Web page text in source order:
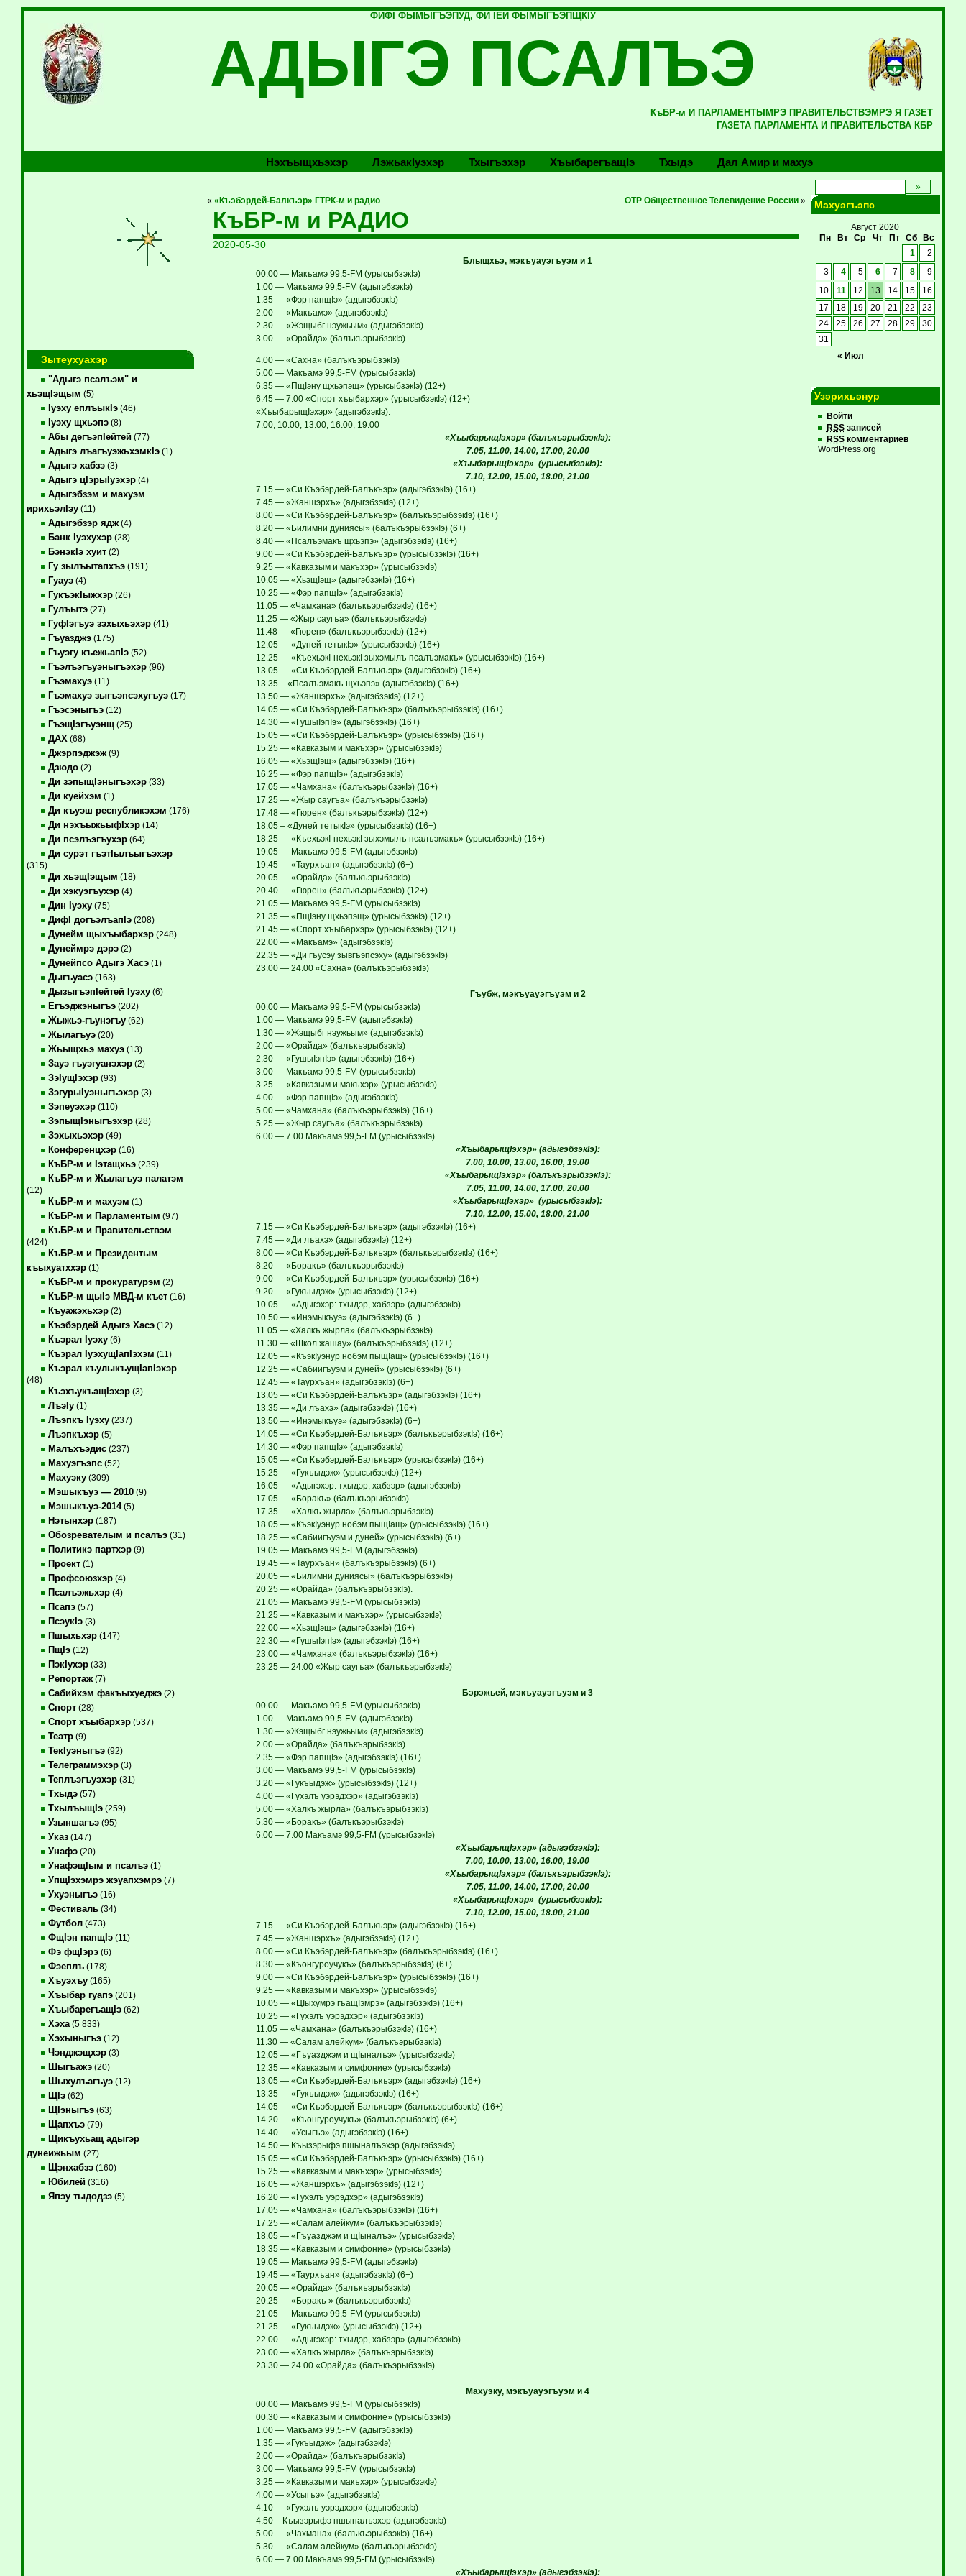
ФИФI ФЫМЫГЪЭПУД, ФИ IЕЙ ФЫМЫГЪЭПЩКIУ
АДЫГЭ ПСАЛЪЭ
КъБР-м И ПАРЛАМЕНТЫМРЭ ПРАВИТЕЛЬСТВЭМРЭ Я ГАЗЕТ
ГАЗЕТА ПАРЛАМЕНТА И ПРАВИТЕЛЬСТВА КБР
Нэхъыщхьэхэр Лэжьакlуэхэр Тхыгъэхэр Хъыбарегъащlэ Тхыдэ Дал Амир и махуэ
Зытеухуахэр
"Адыгэ псалъэм" и
хьэщIэщым (5)
Iуэху еплъыкIэ(46)
Iуэху щхьэпэ(8)
Абы дегъэпIейтей(77)
Адыгэ лъагъуэжьхэмкIэ(1)
Адыгэ хабзэ(3)
Адыгэ цIэрыIуэхэр(4)
Адыгэбзэм и махуэм
ирихьэлIэу(11)
Адыгэбзэр ядж(4)
Банк Iуэхухэр(28)
БэнэкIэ хуит(2)
Гу зылъытапхъэ(191)
Гуауэ(4)
ГукъэкIыжхэр(26)
Гулъытэ(27)
ГуфIэгъуэ зэхыхьэхэр(41)
Гъуазджэ(175)
Гъуэгу къежьапIэ(52)
Гъэлъэгъуэныгъэхэр(96)
Гъэмахуэ(11)
Гъэмахуэ зыгъэпсэхугъуэ(17)
Гъэсэныгъэ(12)
ГъэщIэгъуэнщ(25)
ДАХ (68)
Джэрпэджэж(9)
Дзюдо(2)
Ди зэпыщIэныгъэхэр(33)
Ди куейхэм (1)
Ди къуэш республикэхэм (176)
Ди нэхъыжьыфIхэр(14)
Ди псэлъэгъухэр(64)
Ди сурэт гъэтIылъыгъэхэр
(315)
Ди хьэщIэщым (18)
Ди хэкуэгъухэр(4)
Дин Iуэху(75)
ДифI догъэлъапIэ(208)
Дунейм щыхъыбархэр(248)
Дунеймрэ дэрэ(2)
Дунейпсо Адыгэ Хасэ(1)
Дыгъуасэ(163)
ДызыгъэпIейтей Iуэху(6)
Егъэджэныгъэ(202)
Жыжьэ-гъунэгъу(62)
Жылагъуэ(20)
Жьыщхьэ махуэ(13)
Зауэ гъуэгуанэхэр(2)
ЗэIущIэхэр(93)
ЗэгурыIуэныгъэхэр(3)
Зэпеуэхэр(110)
ЗэпыщIэныгъэхэр(28)
Зэхыхьэхэр(49)
Конференцхэр(16)
КъБР-м и Iэтащхьэ(239)
КъБР-м и Жылагъуэ палатэм
(12)
КъБР-м и махуэм (1)
КъБР-м и Парламентым (97)
КъБР-м и Правительствэм
(424)
КъБР-м и Президентым
къыхуатххэр(1)
КъБР-м и прокуратурэм (2)
КъБР-м щыIэ МВД-м къет(16)
Къуажэхьхэр(2)
Къэбэрдей Адыгэ Хасэ(12)
Къэрал Iуэху(6)
Къэрал IуэхущIапIэхэм (11)
Къэрал къулыкъущIапIэхэр
(48)
КъэхъукъащIэхэр(3)
ЛъэIу(1)
Лъэпкъ Iуэху(237)
Лъэпкъхэр(5)
Малъхъэдис(237)
Махуэгъэпс(52)
Махуэку(309)
Мэшыкъуэ — 2010(9)
Мэшыкъуэ-2014(5)
Нэтынхэр(187)
Обозревателым и псалъэ(31)
Политикэ партхэр(9)
Проект(1)
Профсоюзхэр(4)
Псалъэжьхэр(4)
Псапэ(57)
ПсэукIэ(3)
Пшыхьхэр(147)
ПщIэ(12)
ПэкIухэр(33)
Репортаж(7)
Сабийхэм факъыхуеджэ(2)
Спорт(28)
Спорт хъыбархэр(537)
Театр(9)
ТекIуэныгъэ(92)
Телеграммэхэр(3)
Теплъэгъуэхэр(31)
Тхыдэ(57)
ТхылъыщIэ(259)
Узыншагъэ(95)
Указ(147)
Унафэ(20)
УнафэщIым и псалъэ(1)
УпщIэхэмрэ жэуапхэмрэ(7)
Ухуэныгъэ(16)
Фестиваль(34)
Футбол(473)
ФщIэн папщIэ(11)
Фэ фщIэрэ(6)
Фэеплъ(178)
Хъуэхъу(165)
Хъыбар гуапэ(201)
ХъыбарегъащIэ(62)
Хэха(5 833)
Хэхыныгъэ(12)
Чэнджэщхэр(3)
Шыгъажэ(20)
Шыхулъагъуэ(12)
ЩIэ(62)
ЩIэныгъэ(63)
Щапхъэ(79)
Щикъухьащ адыгэр
дунеижьым (27)
Щэнхабзэ(160)
Юбилей(316)
Япэу тыдодзэ(5)
« «Къэбэрдей-Балкъэр» ГТРК-м и радио ОТР Общественное Телевидение России»
КъБР-м и РАДИО
2020-05-30
Блыщхьэ, мэкъуауэгъуэм и 1
00.00 — Макъамэ 99,5-FM (урысыбзэкIэ)
1.00 — Макъамэ 99,5-FM (адыгэбзэкIэ)
1.35 — «Фэр папщIэ» (адыгэбзэкIэ)
2.00 — «Макъамэ» (адыгэбзэкIэ)
2.30 — «Жэщыбг нэужьым» (адыгэбзэкIэ)
3.00 — «Орайда» (балъкъэрыбзэкIэ)
4.00 — «Сахна» (балъкъэрыбзэкIэ)
5.00 — Макъамэ 99,5-FM (урысыбзэкIэ)
6.35 — «ПщIэну щхьэпэщ» (урысыбзэкIэ) (12+)
6.45 — 7.00 «Спорт хъыбархэр» (урысыбзэкIэ) (12+)
«ХъыбарыщIэхэр» (адыгэбзэкIэ):
7.00, 10.00, 13.00, 16.00, 19.00
«ХъыбарыщIэхэр» (балъкъэрыбзэкIэ):
7.05, 11.00, 14.00, 17.00, 20.00
«ХъыбарыщIэхэр» (урысыбзэкIэ):
7.10, 12.00, 15.00, 18.00, 21.00
7.15 — «Си Къэбэрдей-Балъкъэр» (адыгэбзэкIэ) (16+)
7.45 — «Жаншэрхъ» (адыгэбзэкIэ) (12+)
8.00 — «Си Къэбэрдей-Балъкъэр» (балъкъэрыбзэкIэ) (16+)
8.20 — «Билимни дуниясы» (балъкъэрыбзэкIэ) (6+)
8.40 — «Псалъэмакъ щхьэпэ» (адыгэбзэкIэ) (16+)
9.00 — «Си Къэбэрдей-Балъкъэр» (урысыбзэкIэ) (16+)
9.25 — «Кавказым и макъхэр» (урысыбзэкIэ)
10.05 — «ХьэщIэщ» (адыгэбзэкIэ) (16+)
10.25 — «Фэр папщIэ» (адыгэбзэкIэ)
11.05 — «Чамхана» (балъкъэрыбзэкIэ) (16+)
11.25 — «Жыр саугъа» (балъкъэрыбзэкIэ)
11.48 — «Гюрен» (балъкъэрыбзэкIэ) (12+)
12.05 — «Дуней тетыкIэ» (урысыбзэкIэ) (16+)
12.25 — «КъехьэкI-нехьэкI зыхэмылъ псалъэмакъ» (урысыбзэкIэ) (16+)
13.05 — «Си Къэбэрдей-Балъкъэр» (адыгэбзэкIэ) (16+)
13.35 – «Псалъэмакъ щхьэпэ» (адыгэбзэкIэ) (16+)
13.50 — «Жаншэрхъ» (адыгэбзэкIэ) (12+)
14.05 — «Си Къэбэрдей-Балъкъэр» (балъкъэрыбзэкIэ) (16+)
14.30 — «ГушыIэпIэ» (адыгэбзэкIэ) (16+)
15.05 — «Си Къэбэрдей-Балъкъэр» (урысыбзэкIэ) (16+)
15.25 — «Кавказым и макъхэр» (урысыбзэкIэ)
16.05 — «ХьэщIэщ» (адыгэбзэкIэ) (16+)
16.25 — «Фэр папщIэ» (адыгэбзэкIэ)
17.05 — «Чамхана» (балъкъэрыбзэкIэ) (16+)
17.25 — «Жыр саугъа» (балъкъэрыбзэкIэ)
17.48 — «Гюрен» (балъкъэрыбзэкIэ) (12+)
18.05 – «Дуней тетыкIэ» (урысыбзэкIэ) (16+)
18.25 — «КъехьэкI-нехьэкI зыхэмылъ псалъэмакъ» (урысыбзэкIэ) (16+)
19.05 — Макъамэ 99,5-FM (адыгэбзэкIэ)
19.45 — «Таурхъан» (адыгэбзэкIэ) (6+)
20.05 — «Орайда» (балъкъэрыбзэкIэ)
20.40 — «Гюрен» (балъкъэрыбзэкIэ) (12+)
21.05 — Макъамэ 99,5-FM (урысыбзэкIэ)
21.35 — «ПщIэну щхьэпэщ» (урысыбзэкIэ) (12+)
21.45 — «Спорт хъыбархэр» (урысыбзэкIэ) (12+)
22.00 — «Макъамэ» (адыгэбзэкIэ)
22.35 — «Ди гъусэу зывгъэпсэху» (адыгэбзэкIэ)
23.00 — 24.00 «Сахна» (балъкъэрыбзэкIэ)
Гъубж, мэкъуауэгъуэм и 2
00.00 — Макъамэ 99,5-FM (урысыбзэкIэ)
1.00 — Макъамэ 99,5-FM (адыгэбзэкIэ)
1.30 — «Жэщыбг нэужьым» (адыгэбзэкIэ)
2.00 — «Орайда» (балъкъэрыбзэкIэ)
2.30 — «ГушыIэпIэ» (адыгэбзэкIэ) (16+)
3.00 — Макъамэ 99,5-FM (урысыбзэкIэ)
3.25 — «Кавказым и макъхэр» (урысыбзэкIэ)
4.00 — «Фэр папщIэ» (адыгэбзэкIэ)
5.00 — «Чамхана» (балъкъэрыбзэкIэ) (16+)
5.25 — «Жыр саугъа» (балъкъэрыбзэкIэ)
6.00 — 7.00 Макъамэ 99,5-FM (урысыбзэкIэ)
«ХъыбарыщIэхэр» (адыгэбзэкIэ):
7.00, 10.00, 13.00, 16.00, 19.00
«ХъыбарыщIэхэр» (балъкъэрыбзэкIэ):
7.05, 11.00, 14.00, 17.00, 20.00
«ХъыбарыщIэхэр» (урысыбзэкIэ):
7.10, 12.00, 15.00, 18.00, 21.00
7.15 — «Си Къэбэрдей-Балъкъэр» (адыгэбзэкIэ) (16+)
7.45 — «Ди лъахэ» (адыгэбзэкIэ) (12+)
8.00 — «Си Къэбэрдей-Балъкъэр» (балъкъэрыбзэкIэ) (16+)
8.20 — «Боракъ» (балъкъэрыбзэкIэ)
9.00 — «Си Къэбэрдей-Балъкъэр» (урысыбзэкIэ) (16+)
9.20 — «Гукъыдэж» (урысыбзэкIэ) (12+)
10.05 — «Адыгэхэр: тхыдэр, хабзэр» (адыгэбзэкIэ)
10.50 — «Инэмыкъуэ» (адыгэбзэкIэ) (6+)
11.05 — «Халкъ жырла» (балъкъэрыбзэкIэ)
11.30 — «Школ жашау» (балъкъэрыбзэкIэ) (12+)
12.05 — «КъэкIуэнур нобэм пыщIащ» (урысыбзэкIэ) (16+)
12.25 — «Сабиигъуэм и дуней» (урысыбзэкIэ) (6+)
12.45 — «Таурхъан» (адыгэбзэкIэ) (6+)
13.05 — «Си Къэбэрдей-Балъкъэр» (адыгэбзэкIэ) (16+)
13.35 — «Ди лъахэ» (адыгэбзэкIэ) (16+)
13.50 — «Инэмыкъуэ» (адыгэбзэкIэ) (6+)
14.05 — «Си Къэбэрдей-Балъкъэр» (балъкъэрыбзэкIэ) (16+)
14.30 — «Фэр папщIэ» (адыгэбзэкIэ)
15.05 — «Си Къэбэрдей-Балъкъэр» (урысыбзэкIэ) (16+)
15.25 — «Гукъыдэж» (урысыбзэкIэ) (12+)
16.05 — «Адыгэхэр: тхыдэр, хабзэр» (адыгэбзэкIэ)
17.05 — «Боракъ» (балъкъэрыбзэкIэ)
17.35 — «Халкъ жырла» (балъкъэрыбзэкIэ)
18.05 — «КъэкIуэнур нобэм пыщIащ» (урысыбзэкIэ) (16+)
18.25 — «Сабиигъуэм и дуней» (урысыбзэкIэ) (6+)
19.05 — Макъамэ 99,5-FM (адыгэбзэкIэ)
19.45 — «Таурхъан» (балъкъэрыбзэкIэ) (6+)
20.05 — «Билимни дуниясы» (балъкъэрыбзэкIэ)
20.25 — «Орайда» (балъкъэрыбзэкIэ).
21.05 — Макъамэ 99,5-FM (урысыбзэкIэ)
21.25 — «Кавказым и макъхэр» (урысыбзэкIэ)
22.00 — «ХьэщIэщ» (адыгэбзэкIэ) (16+)
22.30 — «ГушыIэпIэ» (адыгэбзэкIэ) (16+)
23.00 — «Чамхана» (балъкъэрыбзэкIэ) (16+)
23.25 — 24.00 «Жыр саугъа» (балъкъэрыбзэкIэ)
Бэрэжьей, мэкъуауэгъуэм и 3
00.00 — Макъамэ 99,5-FM (урысыбзэкIэ)
1.00 — Макъамэ 99,5-FM (адыгэбзэкIэ)
1.30 — «Жэщыбг нэужьым» (адыгэбзэкIэ)
2.00 — «Орайда» (балъкъэрыбзэкIэ)
2.35 — «Фэр папщIэ» (адыгэбзэкIэ) (16+)
3.00 — Макъамэ 99,5-FM (урысыбзэкIэ)
3.20 — «Гукъыдэж» (урысыбзэкIэ) (12+)
4.00 — «Гухэлъ уэрэдхэр» (адыгэбзэкIэ)
5.00 — «Халкъ жырла» (балъкъэрыбзэкIэ)
5.30 — «Боракъ» (балъкъэрыбзэкIэ)
6.00 — 7.00 Макъамэ 99,5-FM (урысыбзэкIэ)
«ХъыбарыщIэхэр» (адыгэбзэкIэ):
7.00, 10.00, 13.00, 16.00, 19.00
«ХъыбарыщIэхэр» (балъкъэрыбзэкIэ):
7.05, 11.00, 14.00, 17.00, 20.00
«ХъыбарыщIэхэр» (урысыбзэкIэ):
7.10, 12.00, 15.00, 18.00, 21.00
7.15 — «Си Къэбэрдей-Балъкъэр» (адыгэбзэкIэ) (16+)
7.45 — «Жаншэрхъ» (адыгэбзэкIэ) (12+)
8.00 — «Си Къэбэрдей-Балъкъэр» (балъкъэрыбзэкIэ) (16+)
8.30 — «Къонгуроучукъ» (балъкъэрыбзэкIэ) (6+)
9.00 — «Си Къэбэрдей-Балъкъэр» (урысыбзэкIэ) (16+)
9.25 — «Кавказым и макъхэр» (урысыбзэкIэ)
10.05 — «ЦIыхумрэ гъащIэмрэ» (адыгэбзэкIэ) (16+)
10.25 — «Гухэлъ уэрэдхэр» (адыгэбзэкIэ)
11.05 — «Чамхана» (балъкъэрыбзэкIэ) (16+)
11.30 — «Салам алейкум» (балъкъэрыбзэкIэ)
12.05 — «Гъуазджэм и щIыналъэ» (урысыбзэкIэ)
12.35 — «Кавказым и симфоние» (урысыбзэкIэ)
13.05 — «Си Къэбэрдей-Балъкъэр» (адыгэбзэкIэ) (16+)
13.35 — «Гукъыдэж» (адыгэбзэкIэ) (16+)
14.05 — «Си Къэбэрдей-Балъкъэр» (балъкъэрыбзэкIэ) (16+)
14.20 — «Къонгуроучукъ» (балъкъэрыбзэкIэ) (6+)
14.40 — «Усыгъэ» (адыгэбзэкIэ) (16+)
14.50 — Къызэрыфэ пшыналъэхэр (адыгэбзэкIэ)
15.05 — «Си Къэбэрдей-Балъкъэр» (урысыбзэкIэ) (16+)
15.25 — «Кавказым и макъхэр» (урысыбзэкIэ)
16.05 — «Жаншэрхъ» (адыгэбзэкIэ) (12+)
16.20 — «Гухэлъ уэрэдхэр» (адыгэбзэкIэ)
17.05 — «Чамхана» (балъкъэрыбзэкIэ) (16+)
17.25 — «Салам алейкум» (балъкъэрыбзэкIэ)
18.05 — «Гъуазджэм и щIыналъэ» (урысыбзэкIэ)
18.35 — «Кавказым и симфоние» (урысыбзэкIэ)
19.05 — Макъамэ 99,5-FM (адыгэбзэкIэ)
19.45 — «Таурхъан» (адыгэбзэкIэ) (6+)
20.05 — «Орайда» (балъкъэрыбзэкIэ)
20.25 — «Боракъ » (балъкъэрыбзэкIэ)
21.05 — Макъамэ 99,5-FM (урысыбзэкIэ)
21.25 — «Гукъыдэж» (урысыбзэкIэ) (12+)
22.00 — «Адыгэхэр: тхыдэр, хабзэр» (адыгэбзэкIэ)
23.00 — «Халкъ жырла» (балъкъэрыбзэкIэ)
23.30 — 24.00 «Орайда» (балъкъэрыбзэкIэ)
Махуэку, мэкъуауэгъуэм и 4
00.00 — Макъамэ 99,5-FM (урысыбзэкIэ)
00.30 — «Кавказым и симфоние» (урысыбзэкIэ)
1.00 — Макъамэ 99,5-FM (адыгэбзэкIэ)
1.35 — «Гукъыдэж» (адыгэбзэкIэ)
2.00 — «Орайда» (балъкъэрыбзэкIэ)
3.00 — Макъамэ 99,5-FM (урысыбзэкIэ)
3.25 — «Кавказым и макъхэр» (урысыбзэкIэ)
4.00 — «Усыгъэ» (адыгэбзэкIэ)
4.10 — «Гухэлъ уэрэдхэр» (адыгэбзэкIэ)
4.50 – Къызэрыфэ пшыналъэхэр (адыгэбзэкIэ)
5.00 — «Чахмана» (балъкъэрыбзэкIэ) (16+)
5.30 — «Салам алейкум» (балъкъэрыбзэкIэ)
6.00 — 7.00 Макъамэ 99,5-FM (урысыбзэкIэ)
«ХъыбарыщIэхэр» (адыгэбзэкIэ):
Махуэгъэпс
Август 2020
Пн
Вт Ср Чт Пт Сб Вс
« Июл
1 2
3 4 5 6 7 8 9
10 11 12 13 14 15
16
17
18 19 20 21 22
23
24
25 26 27 28 29
30
31
Узэрихьэнур
Войти
RSSзаписей
RSSкомментариев
WordPress.org